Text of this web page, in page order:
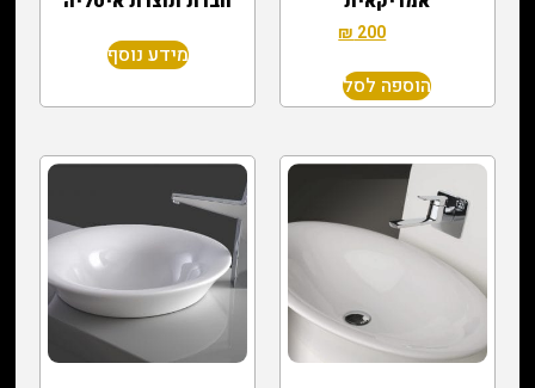
₪ 200
הוספה לסל
מידע נוסף